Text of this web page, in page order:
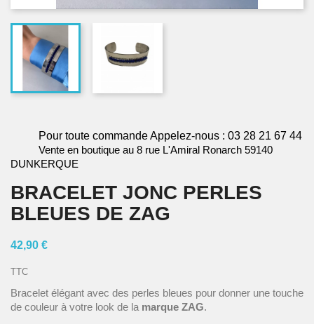
Pour toute commande Appelez-nous : 03 28 21 67 44
Vente en boutique au 8 rue L'Amiral Ronarch 59140
DUNKERQUE
BRACELET JONC PERLES
BLEUES DE ZAG
42,90 €
TTC
Bracelet élégant avec des perles bleues pour donner une touche
de couleur à votre look de la marque ZAG.